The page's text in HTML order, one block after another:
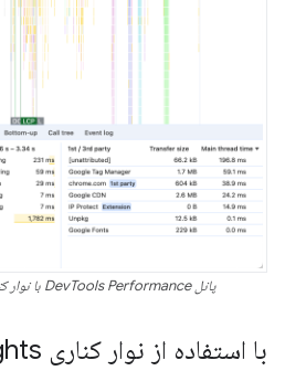
پانل DevTools Performance با نوار کناری Insights در سمت چپ
با استفاده از نوار کناری Insights